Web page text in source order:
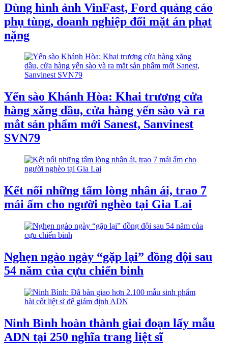
Dùng hình ảnh VinFast, Ford quảng cáo
phụ tùng, doanh nghiệp đối mặt án phạt
nặng
Yến sào Khánh Hòa: Khai trương cửa
hàng xăng dầu, cửa hàng yến sào và ra
mắt sản phẩm mới Sanest, Sanvinest
SVN79
Kết nối những tấm lòng nhân ái, trao 7
mái ấm cho người nghèo tại Gia Lai
Nghẹn ngào ngày “gặp lại” đồng đội sau
54 năm của cựu chiến binh
Ninh Bình hoàn thành giai đoạn lấy mẫu
ADN tại 250 nghĩa trang liệt sĩ